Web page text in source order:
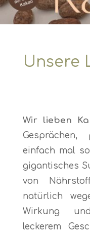
Unsere
Wir lieben
einfach mal
gigantisches
von
natürlich
Wirkung
leckerem